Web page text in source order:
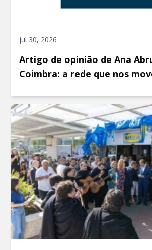
jul 30, 2026
Artigo de opinião de Ana
Coimbra: a rede que nos